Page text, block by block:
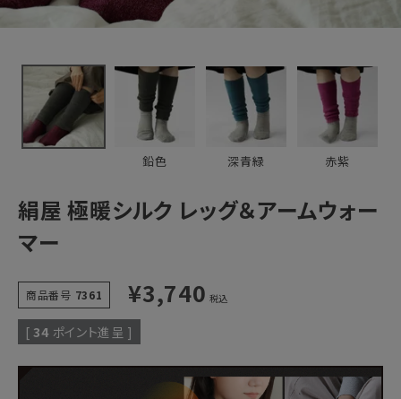
読み物
ログアウト
鉛色 深青緑 赤紫
絹屋 極暖シルク レッグ＆アームウォー
マー
商品番号 7361 ¥3,740 税込
[ 34 ポイント進呈 ]